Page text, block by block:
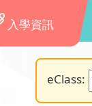
入學資訊
eClass: